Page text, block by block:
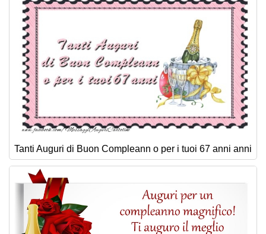
Tanti Auguri di Buon Compleann o per i tuoi 67 anni anni